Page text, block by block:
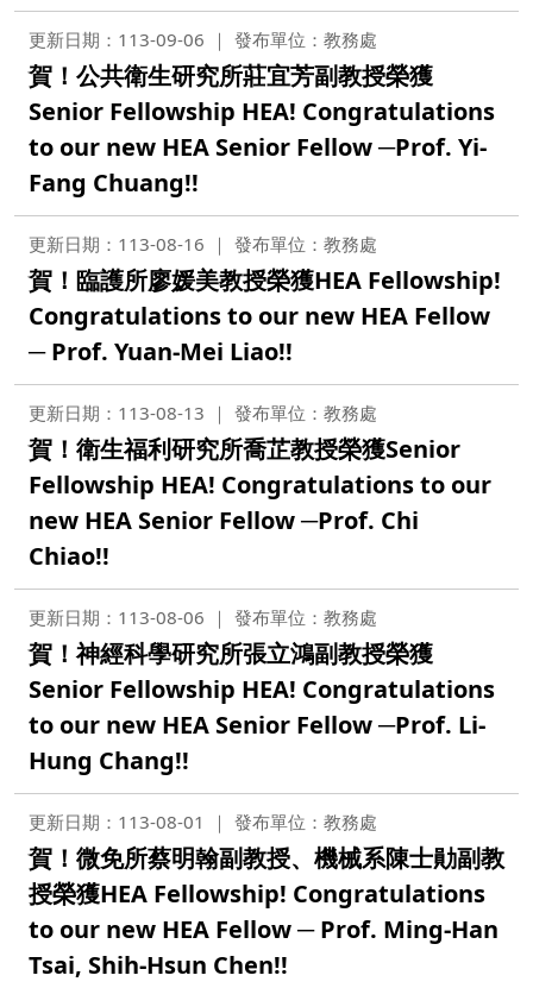
更新日期：113-09-06 發布單位：教務處
賀！公共衛生研究所莊宜芳副教授榮獲
Senior Fellowship HEA! Congratulations
to our new HEA Senior Fellow ─Prof. Yi-
Fang Chuang!!
更新日期：113-08-16 發布單位：教務處
賀！臨護所廖媛美教授榮獲HEA Fellowship!
Congratulations to our new HEA Fellow
─ Prof. Yuan-Mei Liao!!
更新日期：113-08-13 發布單位：教務處
賀！衛生福利研究所喬芷教授榮獲Senior
Fellowship HEA! Congratulations to our
new HEA Senior Fellow ─Prof. Chi
Chiao!!
更新日期：113-08-06 發布單位：教務處
賀！神經科學研究所張立鴻副教授榮獲
Senior Fellowship HEA! Congratulations
to our new HEA Senior Fellow ─Prof. Li-
Hung Chang!!
更新日期：113-08-01 發布單位：教務處
賀！微免所蔡明翰副教授、機械系陳士勛副教
授榮獲HEA Fellowship! Congratulations
to our new HEA Fellow ─ Prof. Ming-Han
Tsai, Shih-Hsun Chen!!